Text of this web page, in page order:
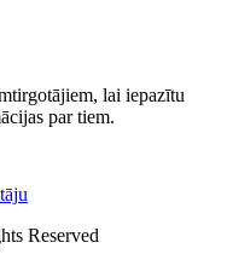
lai iepazītu
par tiem.
Reserved